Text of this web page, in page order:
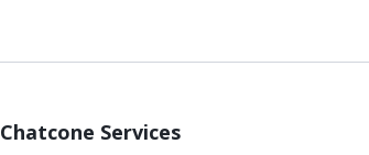
Chatcone Services